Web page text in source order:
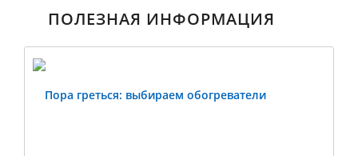
ПОЛЕЗНАЯ ИНФОРМАЦИЯ
Пора греться: выбираем обогреватели